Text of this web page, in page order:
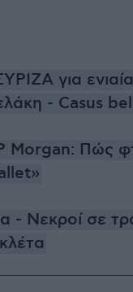
για
- Casus
Morgan: Πώς
- Νεκροί σε